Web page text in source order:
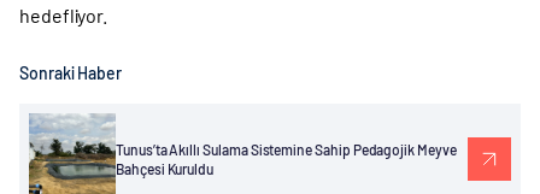
hedefliyor.
Sonraki Haber
Tunus’ta Akıllı Sulama Sistemine Sahip Pedagojik Meyve
Bahçesi Kuruldu